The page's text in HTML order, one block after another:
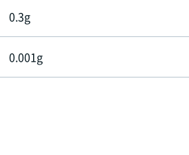
0.3g
0.001g